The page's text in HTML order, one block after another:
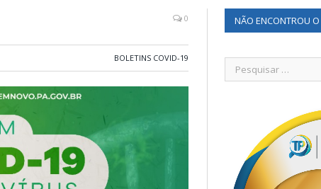
0
BOLETINS COVID-19
NÃO ENCONTROU